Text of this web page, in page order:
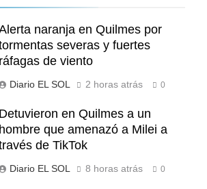
naranja en Quilmes por
severas y fuertes
ráfagas de viento
Diario EL SOL 2 horas atrás 0
Detuvieron en Quilmes a un
hombre que amenazó a Milei a
de TikTok
Diario EL SOL 8 horas atrás 0